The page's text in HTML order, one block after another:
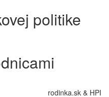
politike
rodinka.sk & HPI